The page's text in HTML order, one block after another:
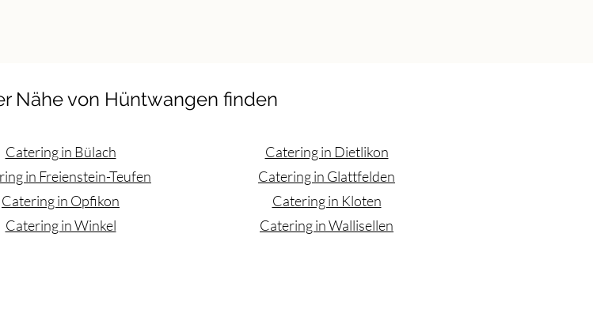
Nähe von Hüntwangen finden
Catering in Bülach
in Freienstein-Teufen
Catering in Opfikon
Catering in Winkel
Catering in Dietlikon
Catering in Glattfelden
Catering in Kloten
Catering in Wallisellen